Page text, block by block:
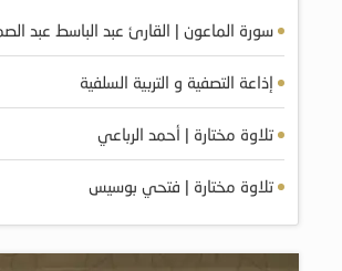
سورة الماعون | القارئ عبد الباسط عبد
إذاعة التصفية و التربية السلفية
تلاوة مختارة | أحمد الرباعي
تلاوة مختارة | فتحي بوسيس